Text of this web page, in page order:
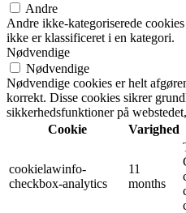
Andre
Andre ikke-kategoriserede
ikke er klassificeret i en kategori.
Nødvendige
Nødvendige
Nødvendige cookies er helt
korrekt. Disse cookies sikrer
sikkerhedsfunktioner på
Cookie
Varighed
cookielawinfo-
checkbox-analytics
11
months